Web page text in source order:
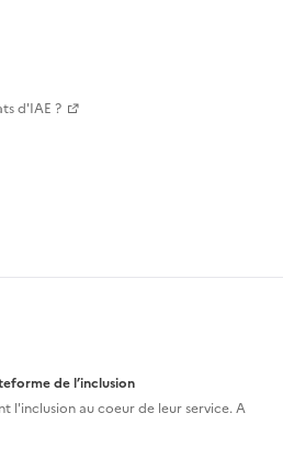
d'IAE ?
de l’inclusion
l'inclusion aucoeur de leur service. A